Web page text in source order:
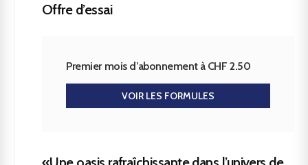
Offre d’essai
Premier mois d’abonnement à CHF 2.50
VOIR LES FORMULES